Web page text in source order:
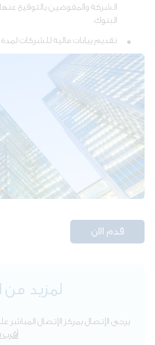
الشركة والمفوضين بالتوقيع
البنوك.
تقديم بيانات مالية للشركات لمدة 3 سنوات سابقة.
قدم الان
لمزيد من
يرجى الإتصال بمركز الإتصال المباشر على 06-5200999 / 080022066 أو
أقرب